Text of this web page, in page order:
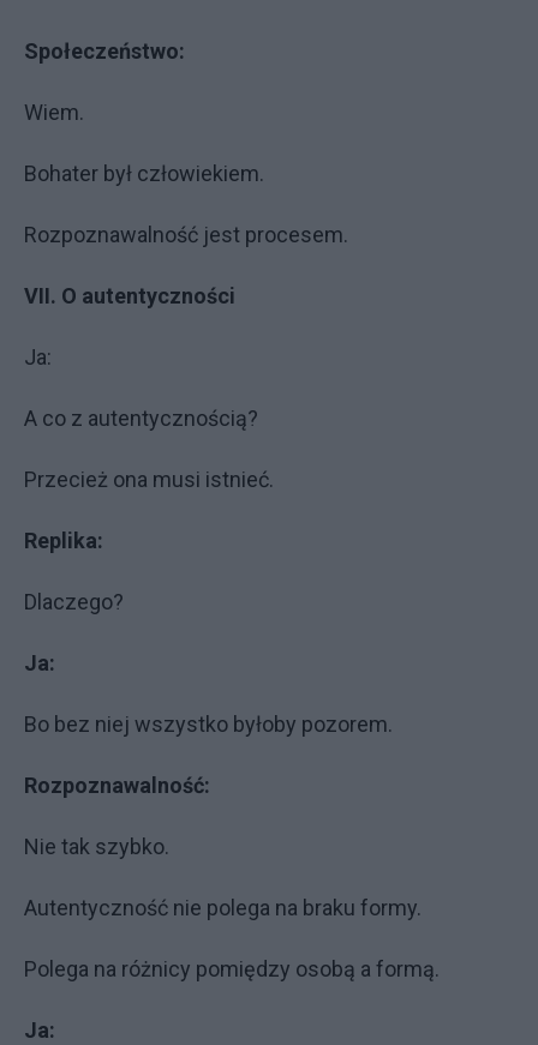
Społeczeństwo:
Wiem.
Bohater był człowiekiem.
Rozpoznawalność jest procesem.
VII. O autentyczności
Ja:
A co z autentycznością?
Przecież ona musi istnieć.
Replika:
Dlaczego?
Ja:
Bo bez niej wszystko byłoby pozorem.
Rozpoznawalność:
Nie tak szybko.
Autentyczność nie polega na braku formy.
Polega na różnicy pomiędzy osobą a formą.
Ja: